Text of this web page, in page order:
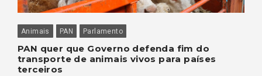
Animais PAN Parlamento
PAN quer que Governo defenda fim do
transporte de animais vivos para países
terceiros